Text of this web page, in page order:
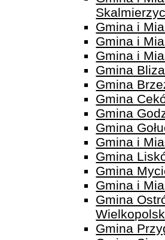
Gmina i
Gmina i
Gmina i
Gmina
Gmina
Gmina
Gmina
Gmina
Gmina i
Gmina
Gmina
Gmina i
Gmina
Gmina